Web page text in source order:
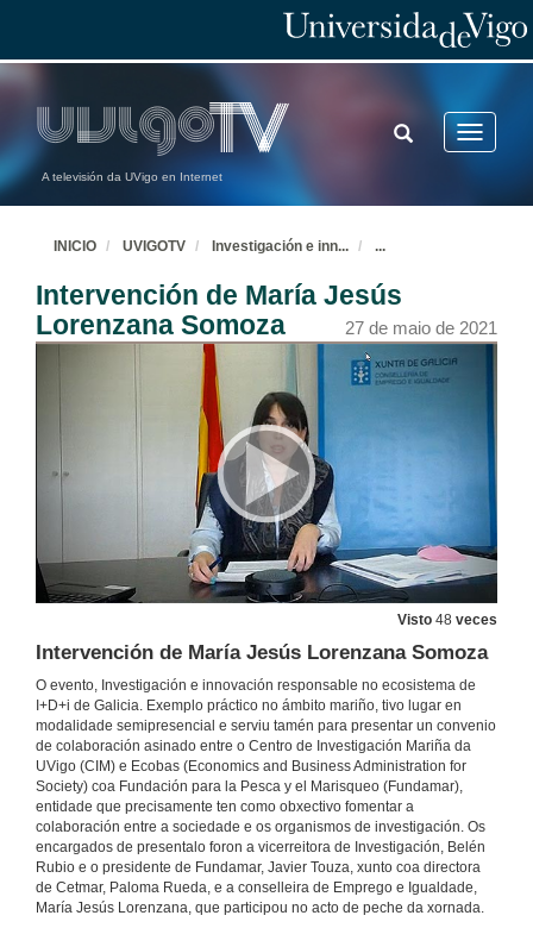
A televisión da UVigo en Internet
Toggle
TOGGLE
SEARCH
INICIO UVIGOTV Investigación e inn... ...
Intervención de María Jesús
Lorenzana Somoza
27 de maio de 2021
Visto 48 veces
Intervención de María Jesús Lorenzana Somoza
O evento, Investigación e innovación responsable no ecosistema de
I+D+i de Galicia. Exemplo práctico no ámbito mariño, tivo lugar en
modalidade semipresencial e serviu tamén para presentar un convenio
de colaboración asinado entre o Centro de Investigación Mariña da
UVigo (CIM) e Ecobas (Economics and Business Administration for
Society) coa Fundación para la Pesca y el Marisqueo (Fundamar),
entidade que precisamente ten como obxectivo fomentar a
colaboración entre a sociedade e os organismos de investigación. Os
encargados de presentalo foron a vicerreitora de Investigación, Belén
Rubio e o presidente de Fundamar, Javier Touza, xunto coa directora
de Cetmar, Paloma Rueda, e a conselleira de Emprego e Igualdade,
María Jesús Lorenzana, que participou no acto de peche da xornada.